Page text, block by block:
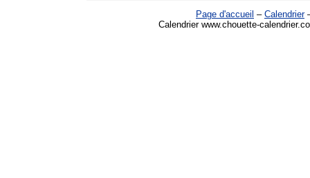
Page d'accueil – Calendrier
Calendrier www.chouette-